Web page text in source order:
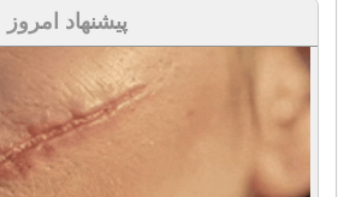
پیشنهاد امروز